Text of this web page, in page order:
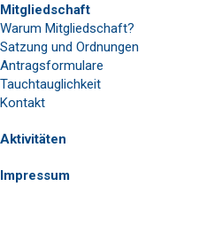
Mitgliedschaft
Warum Mitgliedschaft?
Satzung und Ordnungen
Antragsformulare
Tauchtauglichkeit
Kontakt
Aktivitäten
Impressum